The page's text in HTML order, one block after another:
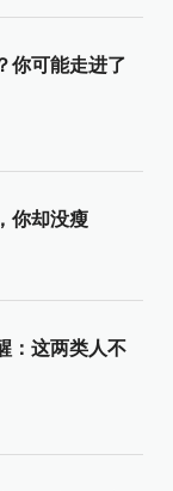
你可能走进了
你却没瘦
：这两类人不